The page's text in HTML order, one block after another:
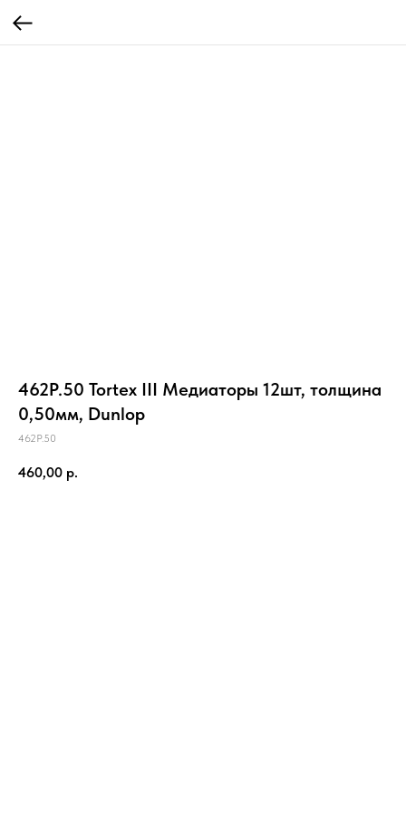
462P.50 Tortex III Медиаторы 12шт, толщина
0,50мм, Dunlop
462P.50
460,00 р.